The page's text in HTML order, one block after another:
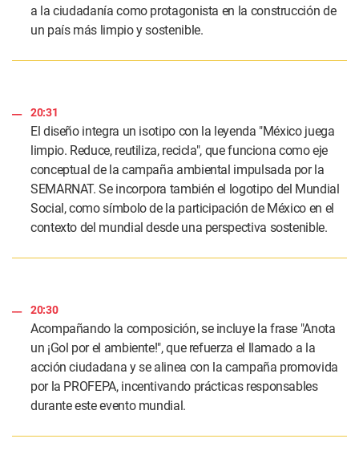
a la ciudadanía como protagonista en la construcción de
un país más limpio y sostenible.
20:31
El diseño integra un isotipo con la leyenda "México juega
limpio. Reduce, reutiliza, recicla", que funciona como eje
conceptual de la campaña ambiental impulsada por la
SEMARNAT. Se incorpora también el logotipo del Mundial
Social, como símbolo de la participación de México en el
contexto del mundial desde una perspectiva sostenible.
20:30
Acompañando la composición, se incluye la frase "Anota
un ¡Gol por el ambiente!", que refuerza el llamado a la
acción ciudadana y se alinea con la campaña promovida
por la PROFEPA, incentivando prácticas responsables
durante este evento mundial.